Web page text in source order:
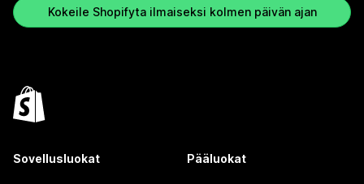
Kokeile Shopifyta ilmaiseksi kolmen päivän ajan
Sovellusluokat Pääluokat